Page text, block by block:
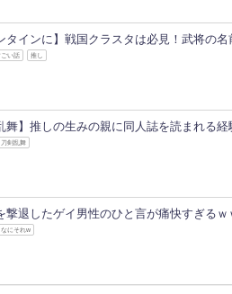
タインに】戦国クラスタは必見！武将の
ごい話 推し
舞】推しの生みの親に同人誌を読まれる
刀剣乱舞
撃退したゲイ男性のひと言が痛快すぎるｗ
なにそれw